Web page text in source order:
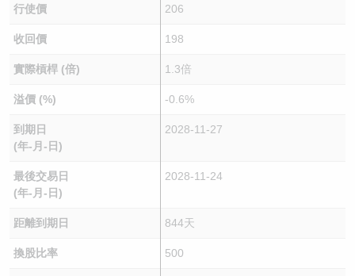
行使價 206
收回價 198
實際槓桿 (倍) 1.3倍
溢價 (%) -0.6%
到期日
(年-月-日)
2028-11-27
最後交易日
(年-月-日)
2028-11-24
距離到期日 844天
換股比率 500